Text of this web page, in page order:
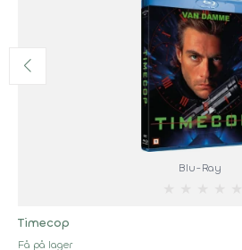
Blu-Ray
Timecop
Få på lager